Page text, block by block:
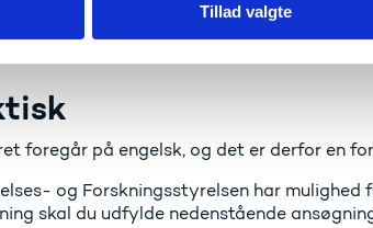
Tillad valgte
og erfarne deltagere i Erasmus+-
foregår på engelsk, og det er derfor en
og Forskningsstyrelsen har
skal du udfylde nedenstående